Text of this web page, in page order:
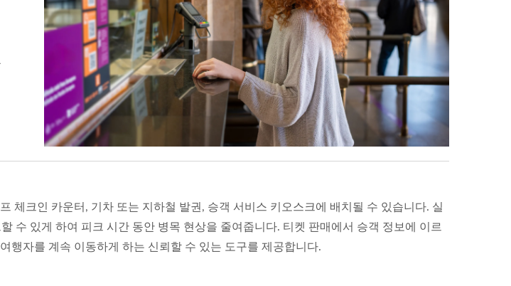
체크인 카운터, 기차 또는 지하철 발권, 승객 서비스 키오스크에 배치될 수 있습니다. 실
수 있게 하여 피크 시간 동안 병목 현상을 줄여줍니다. 티켓 판매에서 승객 정보에 이르
행자를 계속 이동하게 하는 신뢰할 수 있는 도구를 제공합니다.